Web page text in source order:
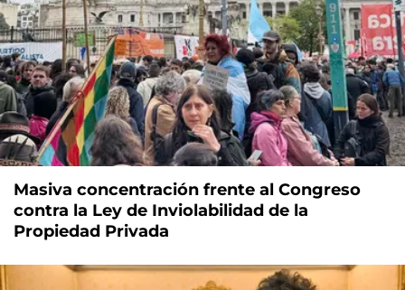
Masiva concentración frente al Congreso
contra la Ley de Inviolabilidad de la
Propiedad Privada